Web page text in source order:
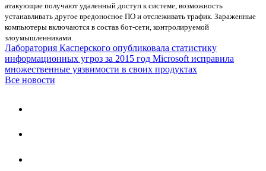
атакующие получают удаленный доступ к системе, возможность
устанавливать другое вредоносное ПО и отслеживать трафик. Зараженные
компьютеры включаются в состав бот-сети, контролируемой
злоумышленниками.
Лаборатория Касперского опубликовала статистику
информационных угроз за 2015 год Microsoft исправила
множественные уязвимости в своих продуктах
Все новости